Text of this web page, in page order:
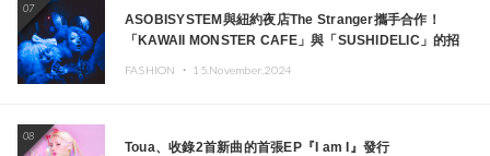
07
ASOBISYSTEM與紐約夜店The Stranger攜手合作！
「KAWAII MONSTER CAFE」與「SUSHIDELIC」的招
FASHION ・ 15.November.2024
08
Toua、收錄2首新曲的首張EP『I am I』發行